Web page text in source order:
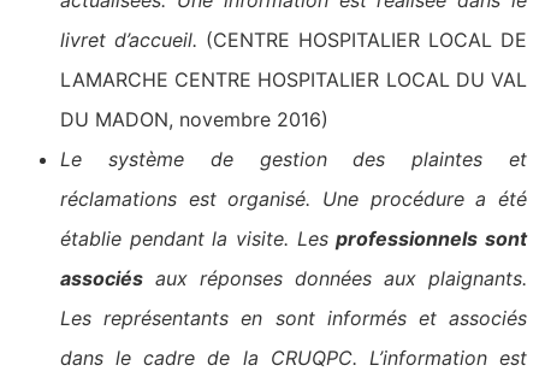
livret d’accueil. (CENTRE HOSPITALIER LOCAL DE
LAMARCHE CENTRE HOSPITALIER LOCAL DU VAL
DU MADON, novembre 2016)
Le système de gestion des plaintes et
réclamations est organisé. Une procédure a été
établie pendant la visite. Lesprofessionnels sont
associés aux réponses données aux plaignants.
Les représentants en sont informés et associés
dans le cadre de la CRUQPC. L’information est